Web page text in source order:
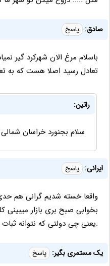
صادق: پاسخ
تعادل رسید اصلا هست که به
راتین:
سلام بجنورد خراسان شمالی ۷۳هزارتومن مرغ
ایرانی: پاسخ
واقعا خسته شدیم گرانی هم
بخوابی صبح بری بازار
.یعنی چی دولتی که نتوانه ثبات
یک مستمری بگیر: پاسخ